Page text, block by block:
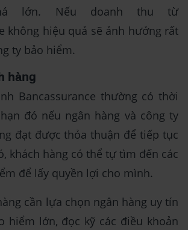
lớn. Nếu doanh thu từ
không hiệu quả sẽ ảnh hưởng rất
ty bảo hiểm.
hàng
Bancassurance thường có thời
đó nếu ngân hàng và công ty
đạt được thỏa thuận để tiếp tục
khách hàng có thể tự tìm đến các
để lấy quyền lợi cho mình.
cần lựa chọn ngân hàng uy tín
hiểm lớn, đọc kỹ các điều khoản